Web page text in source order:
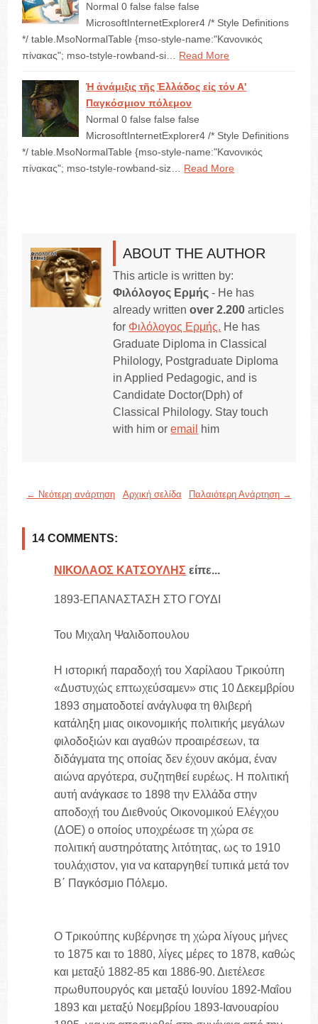
Normal 0 false false false
MicrosoftInternetExplorer4 /* Style Definitions
*/ table.MsoNormalTable {mso-style-name:"Κανονικός
πίνακας"; mso-tstyle-rowband-si…
Read More
Ἡ ἀνάμιξις τῆς Ἑλλάδος εἰς τόν Α'
Παγκόσμιον πόλεμον
Normal 0 false false false
MicrosoftInternetExplorer4 /* Style Definitions
*/ table.MsoNormalTable {mso-style-name:"Κανονικός
πίνακας"; mso-tstyle-rowband-siz…
Read More
ABOUT THE AUTHOR
This article is written by:
Φιλόλογος Ερμής - He has
already writtenover 2.200 articles
for Φιλόλογος Ερμής. He has
Graduate Diploma in Classical
Philology, Postgraduate Diploma
in Applied Pedagogic, and is
Candidate Doctor(Dph) of
Classical Philology. Stay touch
with him oremail him
← Νεότερη ανάρτηση Παλαιότερη Ανάρτηση →
Αρχική σελίδα
14 COMMENTS:
ΝΙΚΟΛΑΟΣ ΚΑΤΣΟΥΛΗΣ είπε...
1893-ΕΠΑΝΑΣΤΑΣΗ ΣΤΟ ΓΟΥΔΙ
Του Μιχαλη Ψαλιδοπουλου
Η ιστορική παραδοχή του Χαρίλαου Τρικούπη
«Δυστυχώς επτωχεύσαμεν» στις 10 Δεκεμβρίου
1893 σηματοδοτεί ανάγλυφα τη θλιβερή
κατάληξη μιας οικονομικής πολιτικής μεγάλων
φιλοδοξιών και αγαθών προαιρέσεων, τα
διδάγματα της οποίας δεν έχουν ακόμα, έναν
αιώνα αργότερα, συζητηθεί ευρέως. Η πολιτική
αυτή ανάγκασε το 1898 την Ελλάδα στην
αποδοχή του Διεθνούς Οικονομικού Ελέγχου
(ΔΟΕ) ο οποίος υποχρέωσε τη χώρα σε
πολιτική αυστηρότατης λιτότητας, ως το 1910
τουλάχιστον, για να καταργηθεί τυπικά μετά τον
Β΄ Παγκόσμιο Πόλεμο.
Ο Τρικούπης κυβέρνησε τη χώρα λίγους μήνες
το 1875 και το 1880, λίγες μέρες το 1878, καθώς
και μεταξύ 1882-85 και 1886-90. Διετέλεσε
πρωθυπουργός και μεταξύ Ιουνίου 1892-Μαΐου
1893 και μεταξύ Νοεμβρίου 1893-Ιανουαρίου